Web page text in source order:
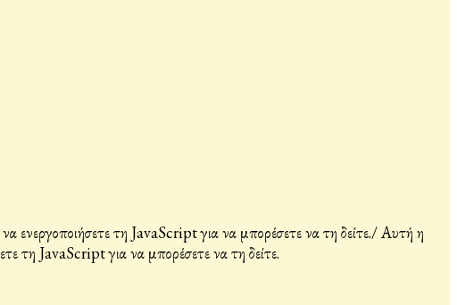
τη JavaScript για να μπορέσετε να τη δείτε./Αυτή η
τη JavaScript για να μπορέσετε να τη δείτε.